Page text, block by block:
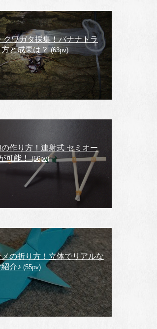
クワガタ採集！バナナトラ
と成果は？(63pv)
作り方！連射式 セミオー
可能！(56pv)
の折り方！立体でリアルな
介♪ (55pv)